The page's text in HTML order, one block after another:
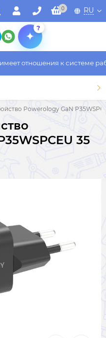
0 RU
?
отношения к системе
Powerology GaN
35